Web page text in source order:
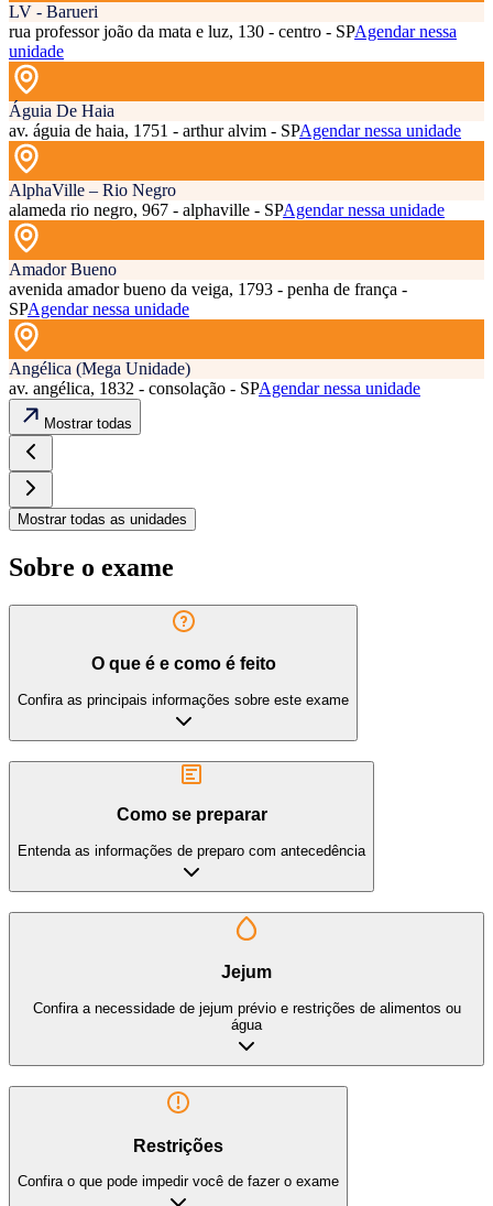
LV - Barueri
rua professor joão da mata e luz, 130 - centro - SPAgendar nessa
unidade
Águia De Haia
av. águia de haia, 1751 - arthur alvim - SPAgendar nessa unidade
AlphaVille – Rio Negro
alameda rio negro, 967 - alphaville - SPAgendar nessa unidade
Amador Bueno
avenida amador bueno da veiga, 1793 - penha de frança -
SPAgendar nessa unidade
Angélica (Mega Unidade)
av. angélica, 1832 - consolação - SPAgendar nessa unidade
Mostrar todas
Mostrar todas as unidades
Sobre o exame
O que é e como é feito
Confira as principais informações sobre este exame
Como se preparar
Entenda as informações de preparo com antecedência
Jejum
Confira a necessidade de jejum prévio e restrições de alimentos ou
água
Restrições
Confira o que pode impedir você de fazer o exame